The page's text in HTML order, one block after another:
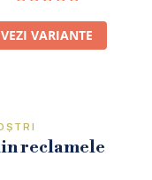
VEZI VARIANTE
reclamele